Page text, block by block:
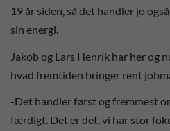
19 år siden, så det handler jo
sin energi.
Jakob og Lars Henrik har her og
hvad fremtiden bringer rent
-Det handler først og fremmest
færdigt. Det er det, vi har stor